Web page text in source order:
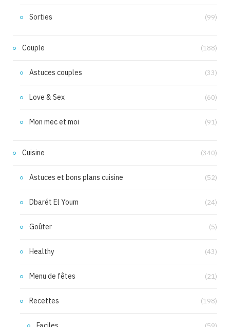
Sorties (99)
Couple (188)
Astuces couples (33)
Love & Sex (60)
Mon mec et moi (91)
Cuisine (340)
Astuces et bons plans cuisine (52)
Dbarét El Youm (24)
Goûter (5)
Healthy (43)
Menu de fêtes (21)
Recettes (198)